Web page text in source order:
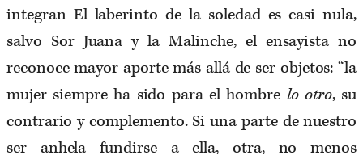
integran El laberinto de la soledad es casi nula,
salvo Sor Juana y la Malinche, el ensayista no
reconoce mayor aporte más allá de ser objetos: “la
mujer siempre ha sido para el hombre lo otro, su
contrario y complemento. Si una parte de nuestro
ser anhela fundirse a ella, otra, no menos